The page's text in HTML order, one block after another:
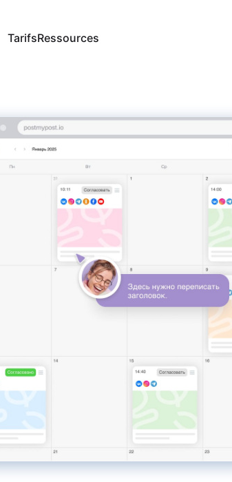
aux
sur Instagram,
sur 24.
les ventes et
commentaires des
de médias
des publications,
votre audience.
à la rédaction de
TarifsRessources